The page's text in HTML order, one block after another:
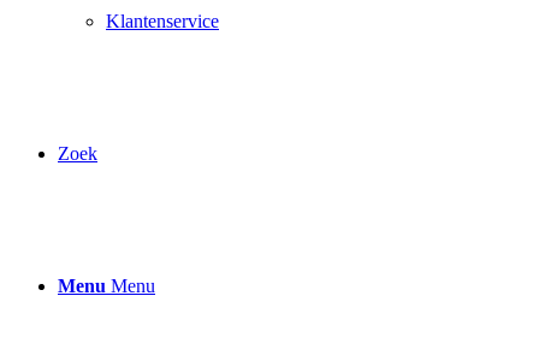
Klantenservice
Zoek
Menu Menu